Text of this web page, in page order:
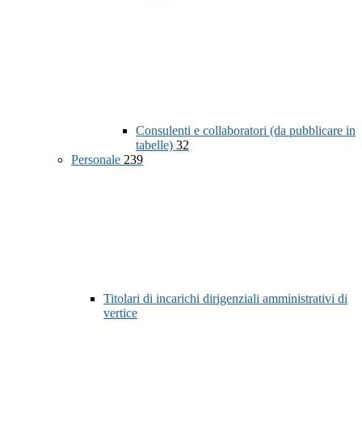
Consulenti e collaboratori (da pubblicare in
tabelle) 32
Personale 239
Titolari di incarichi dirigenziali amministrativi di
vertice